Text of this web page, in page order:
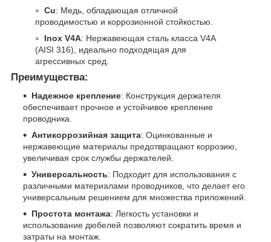
Cu: Медь, обладающая отличной
проводимостью и коррозионной стойкостью.
Inox V4A: Нержавеющая сталь класса V4A
(AISI 316), идеально подходящая для
агрессивных сред.
Преимущества:
Надежное крепление: Конструкция держателя
обеспечивает прочное и устойчивое крепление
проводника.
Антикоррозийная защита: Оцинкованные и
нержавеющие материалы предотвращают коррозию,
увеличивая срок службы держателей.
Универсальность: Подходит для использования с
различными материалами проводников, что делает его
универсальным решением для множества приложений.
Простота монтажа: Легкость установки и
использование дюбелей позволяют сократить время и
затраты на монтаж.